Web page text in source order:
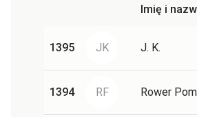
Imię i
1395 JK J. K.
1394 RF Rower